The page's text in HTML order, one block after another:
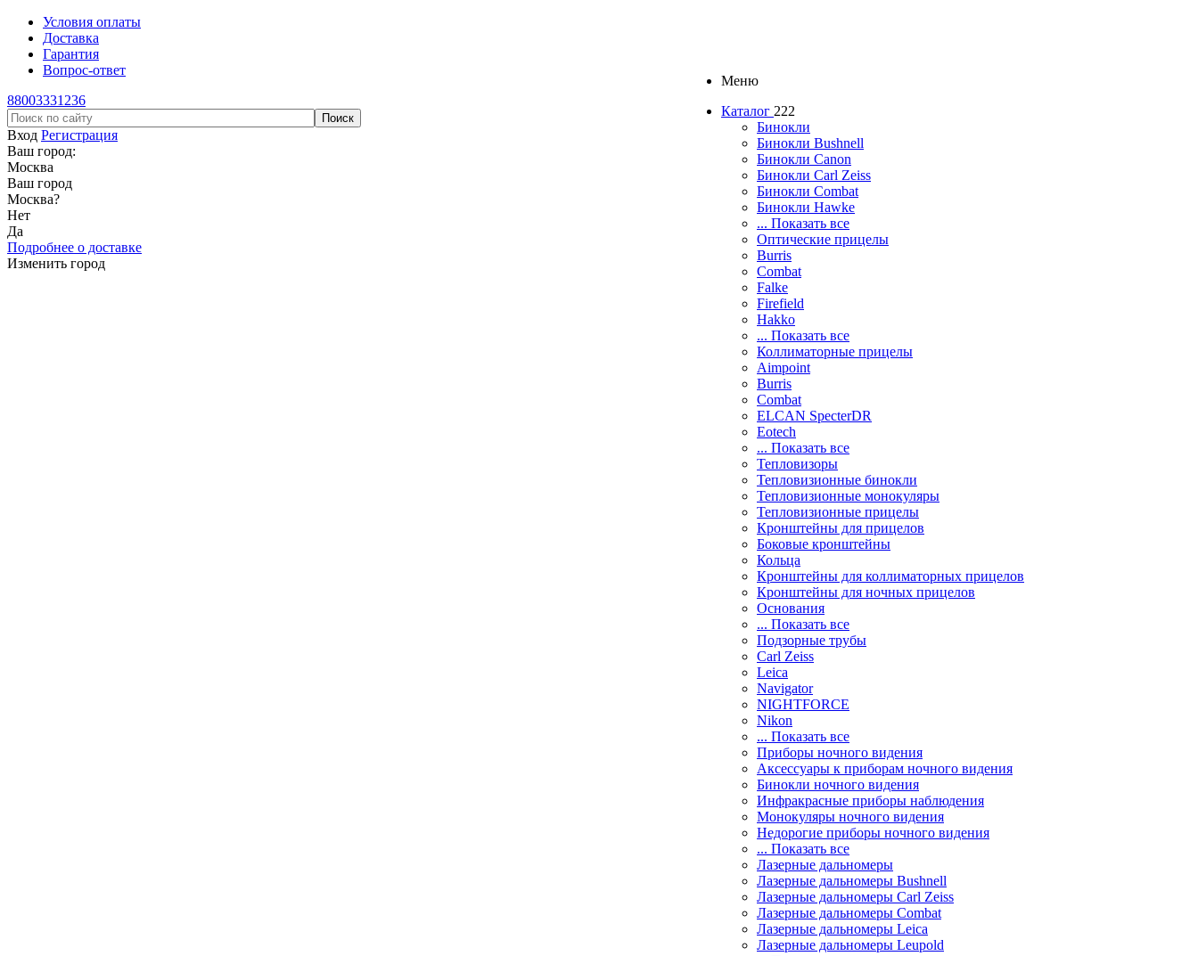
Условия оплаты
Доставка
Гарантия
Вопрос-ответ
88003331236
Вход Регистрация
Ваш город:
Москва
Ваш город
Москва?
Нет
Да
Подробнее о доставке
Изменить город
Меню
Каталог 222
Бинокли
Бинокли Bushnell
Бинокли Canon
Бинокли Carl Zeiss
Бинокли Combat
Бинокли Hawke
... Показать все
Оптические прицелы
Burris
Combat
Falke
Firefield
Hakko
... Показать все
Коллиматорные прицелы
Aimpoint
Burris
Combat
ELCAN SpecterDR
Eotech
... Показать все
Тепловизоры
Тепловизионные бинокли
Тепловизионные монокуляры
Тепловизионные прицелы
Кронштейны для прицелов
Боковые кронштейны
Кольца
Кронштейны для коллиматорных прицелов
Кронштейны для ночных прицелов
Основания
... Показать все
Подзорные трубы
Carl Zeiss
Leica
Navigator
NIGHTFORCE
Nikon
... Показать все
Приборы ночного видения
Аксессуары к приборам ночного видения
Бинокли ночного видения
Инфракрасные приборы наблюдения
Монокуляры ночного видения
Недорогие приборы ночного видения
... Показать все
Лазерные дальномеры
Лазерные дальномеры Bushnell
Лазерные дальномеры Carl Zeiss
Лазерные дальномеры Combat
Лазерные дальномеры Leica
Лазерные дальномеры Leupold